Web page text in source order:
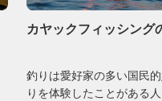
カヤックフィッシング
釣りは愛好家の多い国民
りを体験したことがある